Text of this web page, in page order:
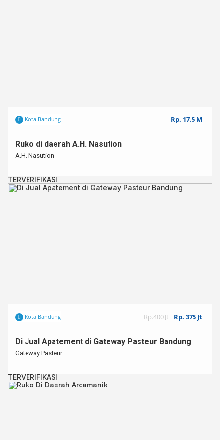
Kota Bandung Rp. 17.5 M
Ruko di daerah A.H. Nasution
A.H. Nasution
TERVERIFIKASI
Kota Bandung Rp.400 Jt Rp. 375 Jt
Di Jual Apatement di Gateway Pasteur Bandung
Gateway Pasteur
TERVERIFIKASI